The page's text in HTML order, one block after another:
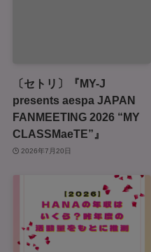
〔セトリ〕『MY-J
presents aespa JAPAN
FANMEETING 2026 “MY
CLASSMaeTE”』
2026年7月20日